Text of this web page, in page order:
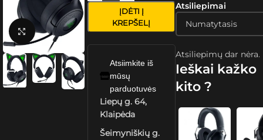
Spustelėkite, kad padidintumėte
ĮDĖTI Į
KREPŠELĮ
Atsiimkite iš
mūsų
parduotuvės
Liepų g. 64,
Klaipėda
Šeimyniškių g.
Atsiliepimai
Atsiliepimų dar nėra.
Ieškai kažko
kito ?